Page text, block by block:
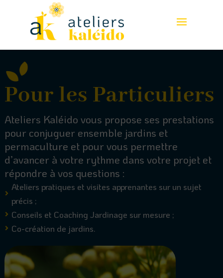
Pour les Particuliers
Ateliers Kaléido vous propose ses prestations
pour conjuguer ensemble jardins et
permaculture et pour vous permettre
d’avancer à votre rythme dans votre projet et
répondre à vos questions :

Ateliers pratiques et visites apprenantes sur un sujet
précis ;
 Conseils et Coaching Jardinage sur mesure ;
 Co-création de jardins.